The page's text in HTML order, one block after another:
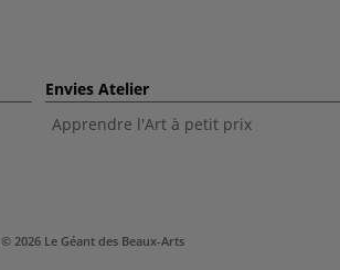
Envies Atelier
Apprendre l'Art à petit prix
© 2026 Le Géant des Beaux-Arts